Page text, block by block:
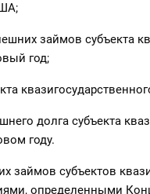
займов субъекта
год;
долга субъекта
году.
субъектов
определенными